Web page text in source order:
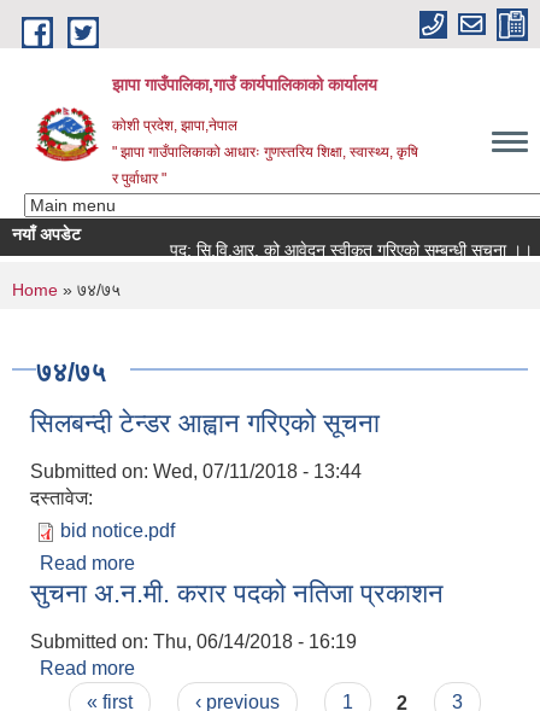
Skip to main content
झापा गाउँपालिका,गाउँ कार्यपालिकाको कार्यालय
कोशी प्रदेश, झापा,नेपाल
" झापा गाउँपालिकाको आधारः गुणस्तरिय शिक्षा, स्वास्थ्य, कृषि
र पुर्वाधार "
नयाँ अपडेट
पद: सि.वि.आर. को आवेदन स्वीकृत गरिएको सम्बन्धी सूचना ।।
You are here
Home » ७४/७५
७४/७५
सिलबन्दी टेन्डर आह्वान गरिएको सूचना
Submitted on: Wed, 07/11/2018 - 13:44
दस्तावेज:
bid notice.pdf
Read more
सुचना अ.न.मी. करार पदको नतिजा प्रकाशन
Submitted on: Thu, 06/14/2018 - 16:19
Read more
Pages
« first ‹ previous 1 2
3